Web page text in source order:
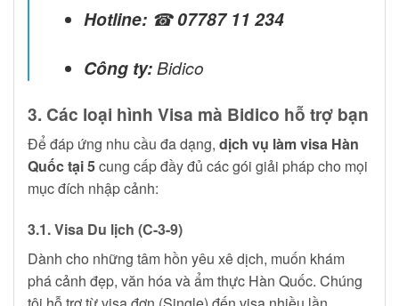
Hotline:☎07787 11 234
Công ty:Bidico
3. Các loại hình Visa mà Bidico hỗ trợ bạn
Để đáp ứng nhu cầu đa dạng, dịch vụ làm visa Hàn
Quốc tại 5cung cấp đầy đủ các gói giải pháp cho mọi
mục đích nhập cảnh:
3.1. Visa Du lịch (C-3-9)
Dành cho những tâm hồn yêu xê dịch, muốn khám
phá cảnh đẹp, văn hóa và ẩm thực Hàn Quốc. Chúng